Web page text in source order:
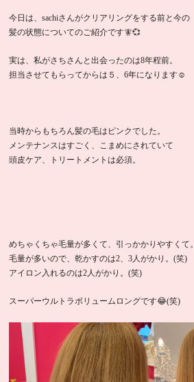
今日は、sachiさんがクリアリングをする前と今の
髪の状態についてのご紹介です🧚💞
実は、私がさちさんと出会ったのは8年程前。
担当させてもらってからは５、6年になります☺️
当時からもちろん髪の毛はピンクでした。
メンテナンスはすごく、こまめにされていて
頭皮ケア、トリートメントは必須。
めちゃくちゃ毛量が多くて、引っかかりやすくて。
毛量が多いので、乾かすのは2、3人がかり。(笑)
アイロン入れるのは2人がかり。(笑)
スーパーウルトラボリュームロングです😂(笑)